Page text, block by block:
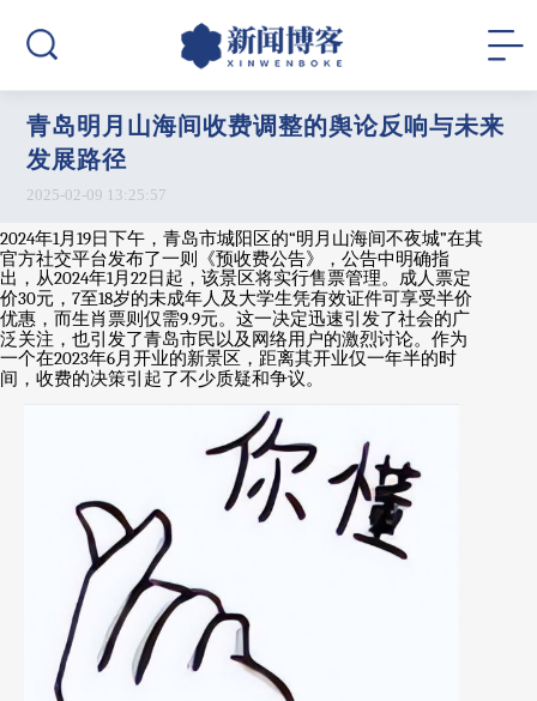
青岛明月山海间收费调整的舆论反响与未来
发展路径
2025-02-09 13:25:57
2024年1月 19日下午，青岛市城阳区的“明月山海间不夜城”在其
官方社交平台发布了一则《预收费公告》，公告中明确指
出，从2024年1月 22日起，该景区将实行售票管理。成人票定
价30元， 7至18岁的未成年人及大学生凭有效证件可享受半价
优惠，而生肖票则仅需9.9元。这一决定迅速引发了社会的广
泛关注，也引发了青岛市民以及网络用户的激烈讨论。作为
一个在2023年6月开业的新景区，距离其开业仅一年半的时
间，收费的决策引起了不少质疑和争议。